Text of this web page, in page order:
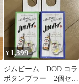
¥ 1,399
ジムビーム DOD コラ
ボタンブラー 2個セッ